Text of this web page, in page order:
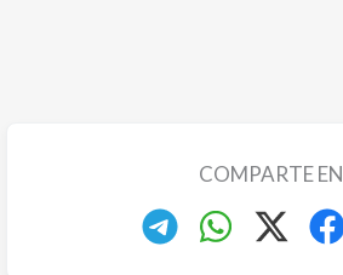
COMPARTE EN